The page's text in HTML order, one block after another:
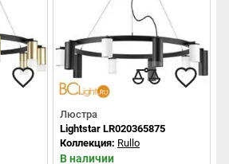
Люстра
Lightstar LR020365875
Коллекция: Rullo
В наличии